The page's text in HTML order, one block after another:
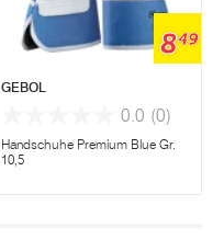
849
GEBOL
0.0 (0)
Handschuhe Premium Blue Gr.
10,5